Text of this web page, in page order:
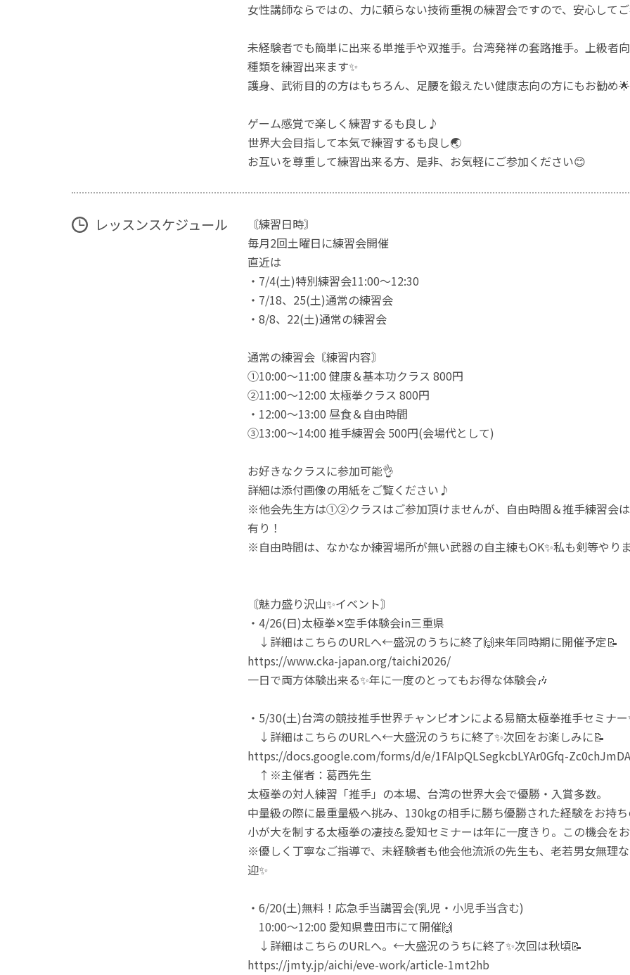
女性講師ならではの、力に頼らない技術重視の練習会ですので、安心して
未経験者でも簡単に出来る単推手や双推手。台湾発祥の套路推手。上級者
種類を練習出来ます✨
護身、武術目的の方はもちろん、足腰を鍛えたい健康志向の方にもお勧め🌟
ゲーム感覚で楽しく練習するも良し♪
世界大会目指して本気で練習するも良し🌏
お互いを尊重して練習出来る方、是非、お気軽にご参加ください😊
レッスンスケジュール
〘練習日時〙
毎月2回土曜日に練習会開催
直近は
・7/4(土)特別練習会11:00〜12:30
・7/18、25(土)通常の練習会
・8/8、22(土)通常の練習会
通常の練習会〘練習内容〙
①10:00〜11:00 健康＆基本功クラス 800円
②11:00〜12:00 太極拳クラス 800円
・12:00〜13:00 昼食＆自由時間
③13:00〜14:00 推手練習会 500円(会場代として)
お好きなクラスに参加可能👌
詳細は添付画像の用紙をご覧ください♪
※他会先生方は①②クラスはご参加頂けませんが、自由時間＆推手練習会
有り！
※自由時間は、なかなか練習場所が無い武器の自主練もOK✨私も剣等やり
〘魅力盛り沢山✨イベント〙
・4/26(日)太極拳✕空手体験会in三重県
↓詳細はこちらのURLへ←盛況のうちに終了🙌来年同時期に開催予定📝
https://www.cka-japan.org/taichi2026/
一日で両方体験出来る✨年に一度のとってもお得な体験会🎶
・5/30(土)台湾の競技推手世界チャンピオンによる易簡太極拳推手セミナー
↓詳細はこちらのURLへ←大盛況のうちに終了✨次回をお楽しみに📝
https://docs.google.com/forms/d/e/1FAIpQLSegkcbLYAr0Gfq-
↑※主催者：葛西先生
太極拳の対人練習「推手」の本場、台湾の世界大会で優勝・入賞多数。
中量級の際に最重量級へ挑み、130kgの相手に勝ち優勝された経験をお持
小が大を制する太極拳の凄技💪愛知セミナーは年に一度きり。この機会を
※優しく丁寧なご指導で、未経験者も他会他流派の先生も、老若男女無理
迎✨
・6/20(土)無料！応急手当講習会(乳児・小児手当含む)
10:00～12:00 愛知県豊田市にて開催🙌
↓詳細はこちらのURLへ。←大盛況のうちに終了✨次回は秋頃📝
https://jmty.jp/aichi/eve-work/article-1mt2hb